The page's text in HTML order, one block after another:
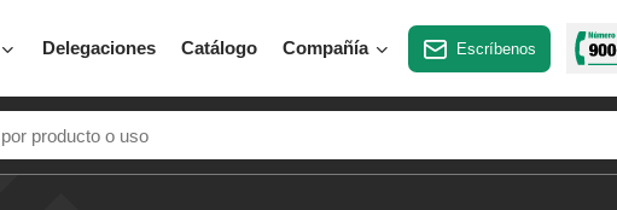
Delegaciones Catálogo Compañía Escríbenos